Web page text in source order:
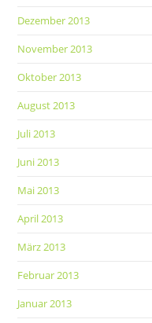
Dezember 2013
November 2013
Oktober 2013
August 2013
Juli 2013
Juni 2013
Mai 2013
April 2013
März 2013
Februar 2013
Januar 2013